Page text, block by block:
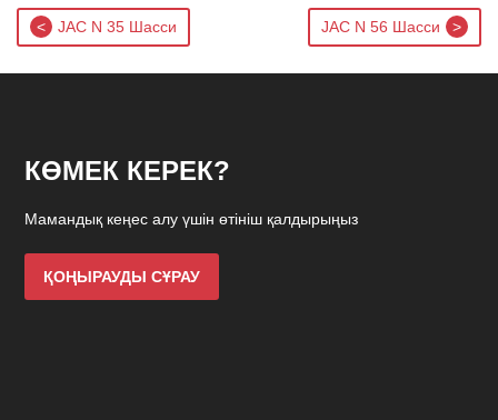
Post
navigation
JAC N 35 Шасси JAC N 56 Шасси
КӨМЕК КЕРЕК?
Мамандық кеңес алу үшін өтініш қалдырыңыз
ҚОҢЫРАУДЫ СҰРАУ